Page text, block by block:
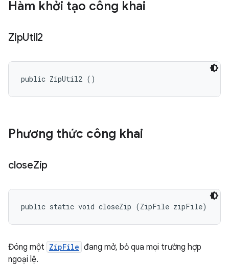
Hàm khởi tạo công khai
ZipUtil2
public ZipUtil2 ()
Phương thức công khai
closeZip
public static void closeZip (ZipFile zipFile)
Đóng một ZipFile đang mở, bỏ qua mọi trường hợp
ngoại lệ.